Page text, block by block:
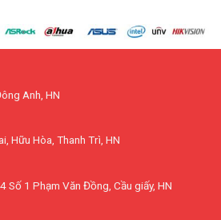
Anh, HN
Hữu Hòa, Thanh Trì, HN
Số 1 Phạm Văn Đồng, Cầu giấy, HN